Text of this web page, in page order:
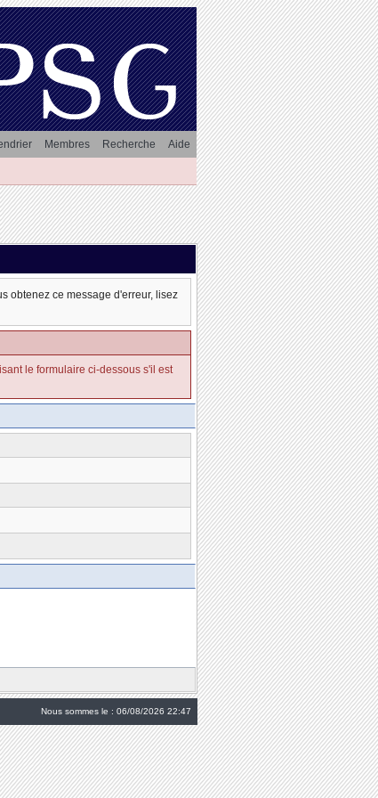
Aide
Recherche
Membres
obtenez ce message d'erreur, lisez
le formulaire ci-dessous s'il est
Nous sommes le : 06/08/2026 22:47